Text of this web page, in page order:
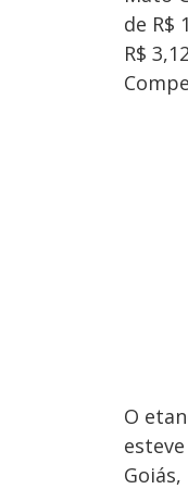
de R$
R$
O